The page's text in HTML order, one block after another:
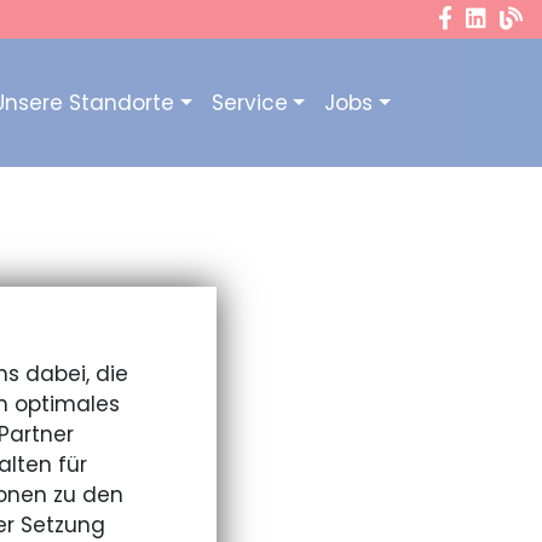
Standorte Service Jobs
15 Minuten.
dabei, die
optimales
für
zu den
Setzung